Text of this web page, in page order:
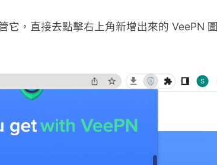
它，直接去點擊右上角新增出來的 VeePN 圖